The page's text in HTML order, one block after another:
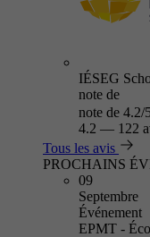
IÉSEG
note de
note de 4.2/
4.2 — 122
Tous les avis
PROCHAINS
09
Septembre
Événement
EPMT -